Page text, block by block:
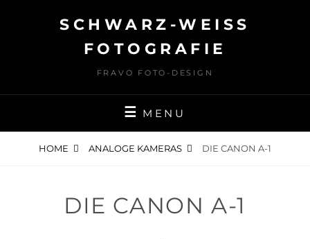
SCHWARZ-WEISS F
OTOGRAFIE
FRAVO FOTO-DESIGN
MENU
HOME ANALOGE KAMERAS DIE CANON A-1
DIE CANON A-1